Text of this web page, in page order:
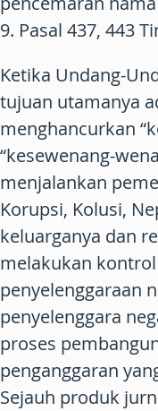
9. Pasal 437, 443
Ketika Undang-
tujuan utamanya
menghancurkan
“kesewenang-
menjalankan
Korupsi, Kolusi,
keluarganya dan
melakukan
penyelenggaraan
penyelenggara
proses
penganggaran
Sejauh produk